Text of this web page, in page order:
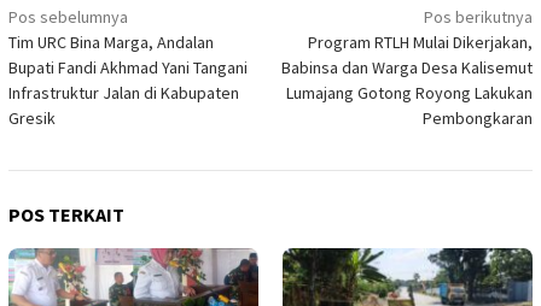
Navigasi
pos
Pos sebelumnya
Tim URC Bina Marga, Andalan
Bupati Fandi Akhmad Yani Tangani
Infrastruktur Jalan di Kabupaten
Gresik
Pos berikutnya
Program RTLH Mulai Dikerjakan,
Babinsa dan Warga Desa Kalisemut
Lumajang Gotong Royong Lakukan
Pembongkaran
POS TERKAIT